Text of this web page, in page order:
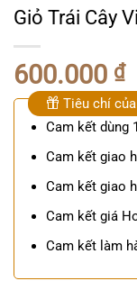
Giỏ Trái Cây
600.000 ₫
Tiêu chí
Cam kết dùng
Cam kết giao
Cam kết giao
Cam kết giá
Cam kết làm